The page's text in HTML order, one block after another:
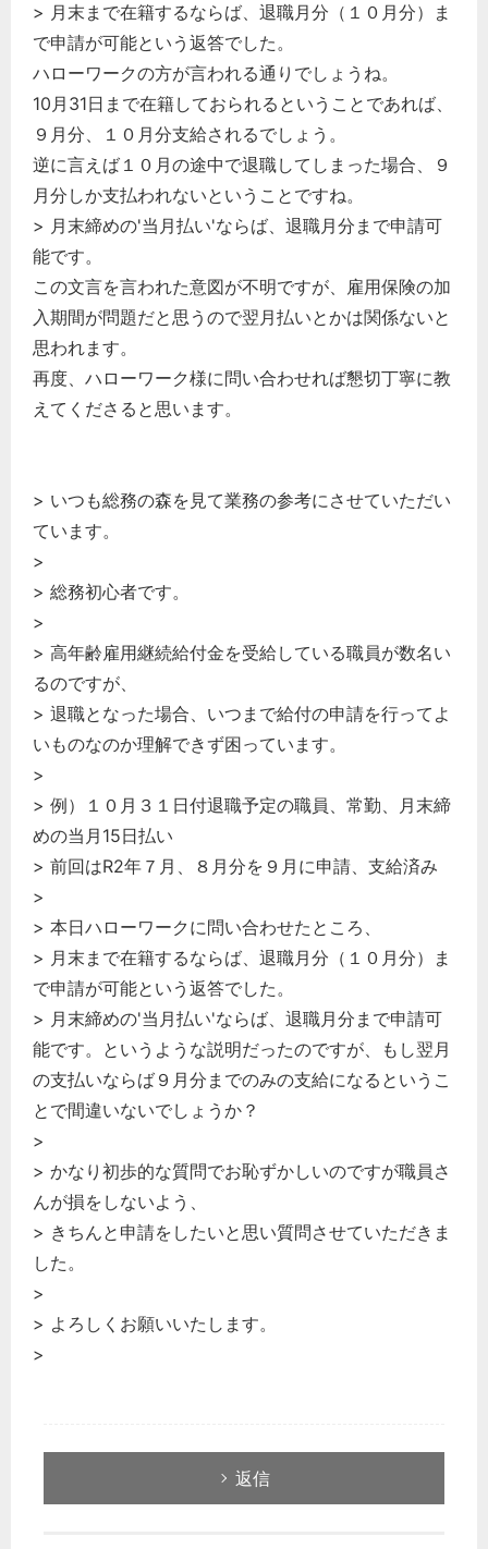
> 月末まで在籍するならば、退職月分（１０月分）ま
で申請が可能という返答でした。
ハローワークの方が言われる通りでしょうね。
10月31日まで在籍しておられるということであれば、
９月分、１０月分支給されるでしょう。
逆に言えば１０月の途中で退職してしまった場合、９
月分しか支払われないということですね。
> 月末締めの'当月払い'ならば、退職月分まで申請可
能です。
この文言を言われた意図が不明ですが、雇用保険の加
入期間が問題だと思うので翌月払いとかは関係ないと
思われます。
再度、ハローワーク様に問い合わせれば懇切丁寧に教
えてくださると思います。
> いつも総務の森を見て業務の参考にさせていただい
ています。
>
> 総務初心者です。
>
> 高年齢雇用継続給付金を受給している職員が数名い
るのですが、
> 退職となった場合、いつまで給付の申請を行ってよ
いものなのか理解できず困っています。
>
> 例）１０月３１日付退職予定の職員、常勤、月末締
めの当月15日払い
> 前回はR2年７月、８月分を９月に申請、支給済み
>
> 本日ハローワークに問い合わせたところ、
> 月末まで在籍するならば、退職月分（１０月分）ま
で申請が可能という返答でした。
> 月末締めの'当月払い'ならば、退職月分まで申請可
能です。というような説明だったのですが、もし翌月
の支払いならば９月分までのみの支給になるというこ
とで間違いないでしょうか？
>
> かなり初歩的な質問でお恥ずかしいのですが職員さ
んが損をしないよう、
> きちんと申請をしたいと思い質問させていただきま
した。
>
> よろしくお願いいたします。
>
返信